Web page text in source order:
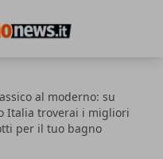
al moderno: su
Italia troverai i migliori
per il tuo bagno